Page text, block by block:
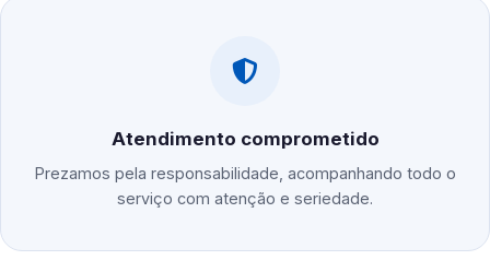
Atendimento comprometido
Prezamos pela responsabilidade, acompanhando todo o
serviço com atenção e seriedade.